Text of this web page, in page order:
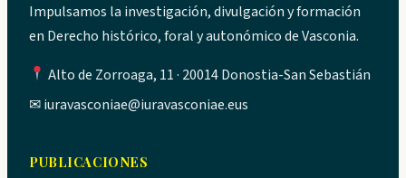
Impulsamos la investigación, divulgación y formación
en Derecho histórico, foral y autonómico de Vasconia.
Alto de Zorroaga, 11 · 20014 Donostia-San Sebastián
✉iuravasconiae@iuravasconiae.eus
PUBLICACIONES